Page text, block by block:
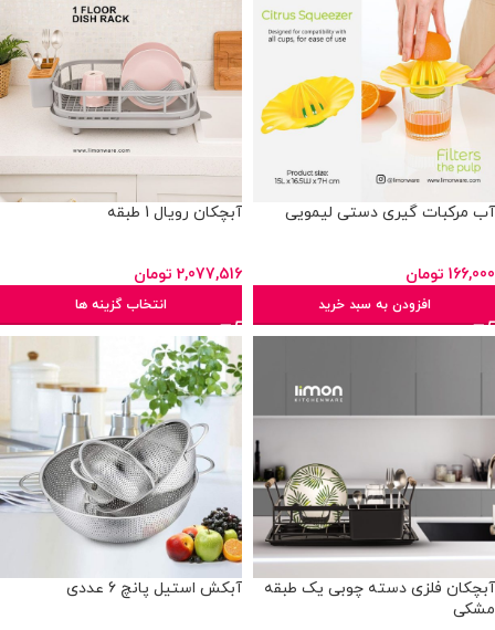
آب مرکبات گیری دستی لیمویی
166,000 تومان
افزودن به سبد خرید
آبچکان رویال 1 طبقه
2,077,516 تومان
انتخاب گزینه ها
آبچکان فلزی دسته چوبی یک طبقه
مشکی
آبکش استیل پانچ 6 عددی